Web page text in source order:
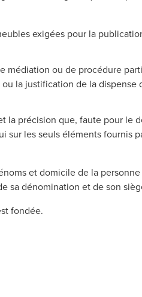
exigées pour la
médiation ou de procédure
la justification de la dispense
la précision que, faute pour le
sur les seuls éléments fournis
et domicile de la
sa dénomination et de son
fondée.